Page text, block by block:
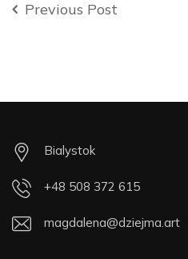
Previous Post
Bialystok
+48 508 372 615
magdalena@dziejma.art